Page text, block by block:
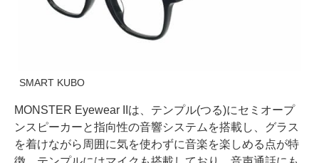
SMART KUBO
MONSTER Eyewear IIは、テンプル(つる)にセミオープ
ンスピーカーと指向性の音響システムを搭載し、グラス
を着けながら周囲に気を使わずに音楽を楽しめる点が特